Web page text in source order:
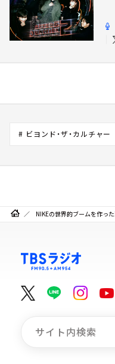
# ビヨンド・ザ・カルチャー
NIKEの世界的ブームを作っ